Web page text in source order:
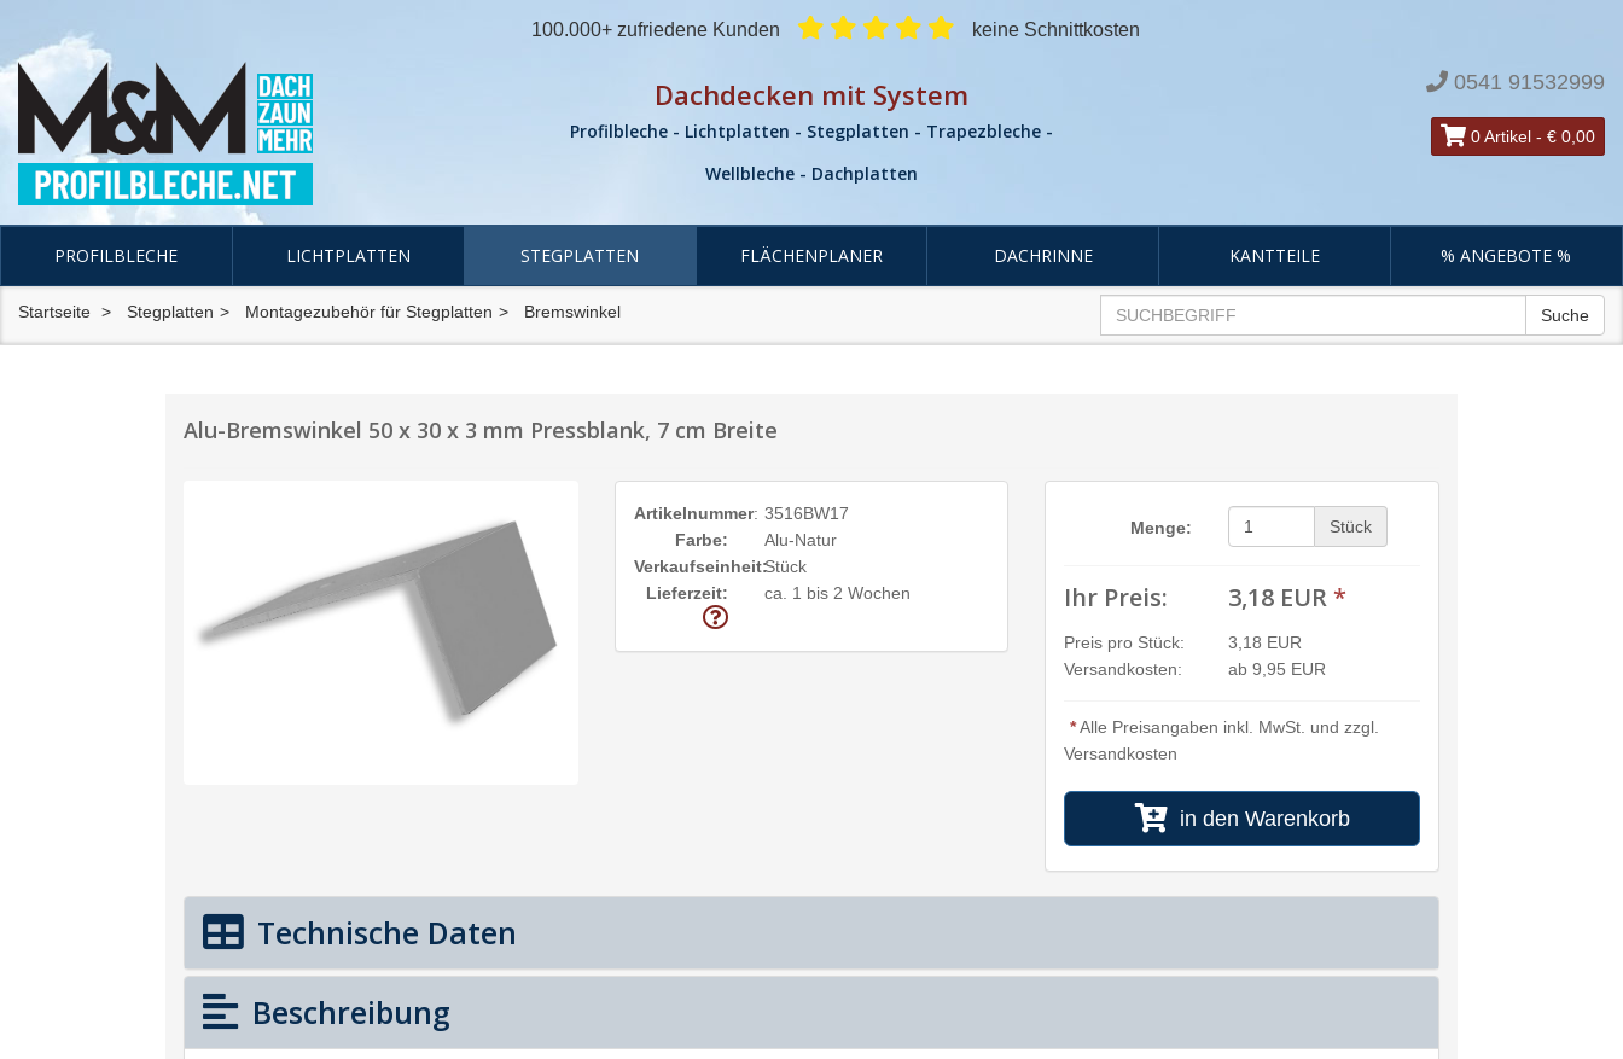
100.000+ zufriedene Kunden keine Schnittkosten
Dachdecken mit System
Profilbleche - Lichtplatten - Stegplatten - Trapezbleche -
Wellbleche - Dachplatten
0541 91532999
0 Artikel - € 0,00
PROFILBLECHE LICHTPLATTEN STEGPLATTEN FLÄCHENPLANER DACHRINNE KANTTEILE % ANGEBOTE %
Startseite Stegplatten Montagezubehör für Stegplatten Bremswinkel Suche
Alu-Bremswinkel 50 x 30 x 3 mm Pressblank, 7 cm Breite
Artikelnummer: 3516BW17
Farbe:
Alu-Natur
Verkaufseinheit:Stück
Lieferzeit:
ca. 1 bis 2 Wochen
Menge: Stück
Ihr Preis: 3,18 EUR *
Preis pro Stück:
3,18 EUR
Versandkosten:
ab 9,95 EUR
*Alle Preisangaben inkl. MwSt. und zzgl.
Versandkosten
in den Warenkorb
Technische Daten
Beschreibung